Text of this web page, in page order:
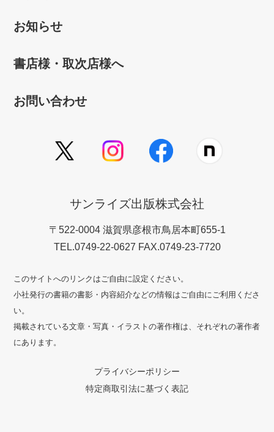
お知らせ
書店様・取次店様へ
お問い合わせ
サンライズ出版株式会社
〒522-0004 滋賀県彦根市鳥居本町655-1
TEL.0749-22-0627 FAX.0749-23-7720
このサイトへのリンクはご自由に設定ください。
小社発行の書籍の書影・内容紹介などの情報はご自由にご利用くださ
い。
掲載されている文章・写真・イラストの著作権は、それぞれの著作者
にあります。
プライバシーポリシー
特定商取引法に基づく表記